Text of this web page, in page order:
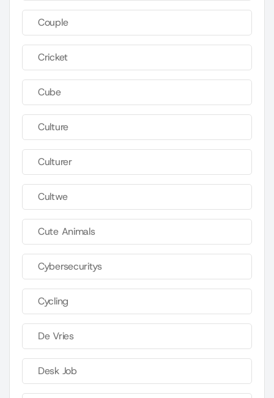
Couple
Cricket
Cube
Culture
Culturer
Cultwe
Cute Animals
Cybersecuritys
Cycling
De Vries
Desk Job